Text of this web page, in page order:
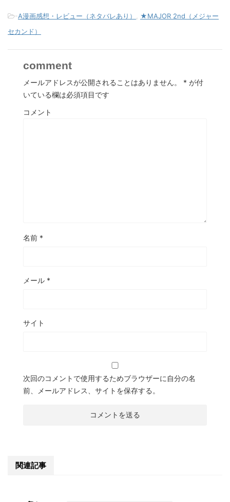
-A漫画感想・レビュー（ネタバレあり）
★MAJOR 2nd（メジャー
セカンド）
comment
メールアドレスが公開されることはありません。 * が付
いている欄は必須項目です
コメント
名前 *
メール *
サイト
次回のコメントで使用するためブラウザーに自分の名
前、メールアドレス、サイトを保存する。
関連記事